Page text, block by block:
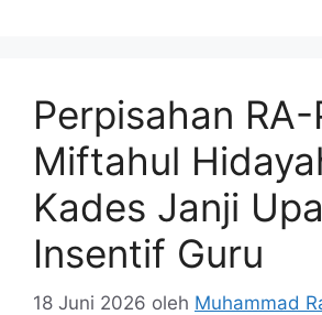
Perpisahan RA-
Miftahul
Kades Janji
Insentif Guru
18 Juni 2026 oleh Muhammad